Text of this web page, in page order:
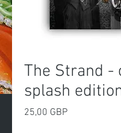
The Strand -
splash
25,00 GBPCijena